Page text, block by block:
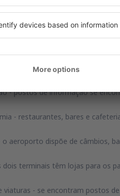
fica o estacionamento D
Serviços
- postos de informação se
- restaurantes, bares e
o aeroporto dispõe de câmbios,
dois terminais têm lojas para os
viaturas - se encontram postos